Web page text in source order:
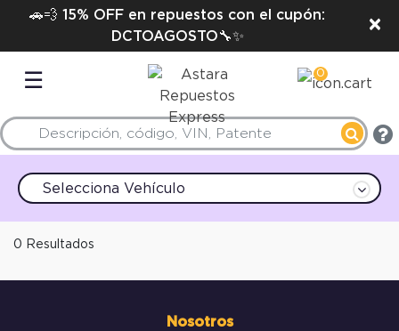
🚗💨 15% OFF en repuestos con el cupón:
DCTOAGOSTO🔧✨
×
☰ 0
Selecciona Vehículo
0 Resultados
Nosotros